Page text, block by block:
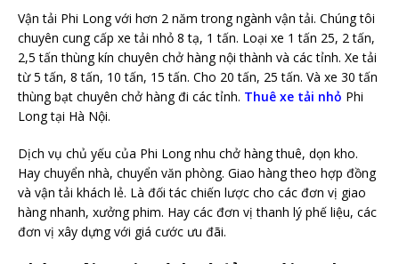
Vận tải Phi Long với hơn 2 năm trong ngành vận tải. Chúng tôi
chuyên cung cấp xe tải nhỏ 8 tạ, 1 tấn. Loại xe 1 tấn 25, 2 tấn,
2,5 tấn thùng kín chuyên chở hàng nội thành và các tỉnh. Xe tải
từ 5 tấn, 8 tấn, 10 tấn, 15 tấn. Cho 20 tấn, 25 tấn. Và xe 30 tấn
thùng bạt chuyên chở hàng đi các tỉnh. Thuê xe tải nhỏ Phi
Long tại Hà Nội.
Dịch vụ chủ yếu của Phi Long nhu chở hàng thuê, dọn kho.
Hay chuyển nhà, chuyển văn phòng. Giao hàng theo hợp đồng
và vận tải khách lẻ. Là đối tác chiến lược cho các đơn vị giao
hàng nhanh, xưởng phim. Hay các đơn vị thanh lý phế liệu, các
đơn vị xây dựng với giá cước ưu đãi.